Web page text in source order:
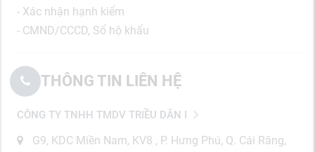
- Xác nhận hạnh kiểm
- CMND/CCCD, Sổ hộ khẩu
THÔNG TIN LIÊN HỆ
CÔNG TY TNHH TMDV TRIỀU DÂN I
G9, KDC Miền Nam, KV8 , P. Hưng Phú, Q. Cái Răng,